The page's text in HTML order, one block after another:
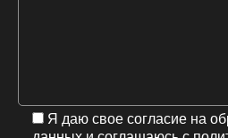
Я даю свое согласие на